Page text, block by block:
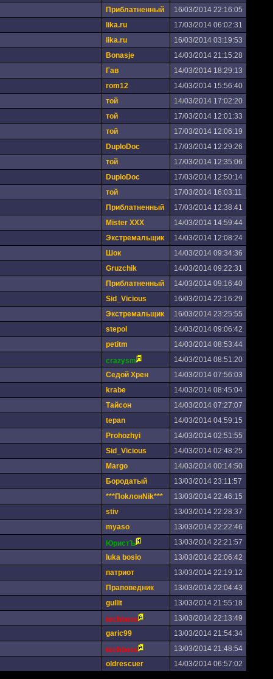
Приблатненный
16/03/2014 22:16:05
lika.ru
17/03/2014 06:02:31
lika.ru
16/03/2014 03:19:53
Bonasje
14/03/2014 21:15:28
Гав
14/03/2014 18:29:13
rom12
14/03/2014 15:56:40
тoй
14/03/2014 17:02:20
тoй
17/03/2014 12:01:33
тoй
17/03/2014 12:06:19
DuploDoc
17/03/2014 12:29:26
тoй
17/03/2014 12:35:06
DuploDoc
17/03/2014 12:50:14
тoй
17/03/2014 16:03:11
Приблатненный
17/03/2014 12:38:41
Mister XXX
14/03/2014 14:59:44
Экстремальщик
14/03/2014 12:08:24
Шoк
14/03/2014 09:34:36
Gruzchik
14/03/2014 09:22:31
Приблатненный
14/03/2014 09:16:40
Sid_Vicious
16/03/2014 22:16:29
Экстремальщик
16/03/2014 23:25:55
stepol
14/03/2014 09:06:42
petitm
14/03/2014 08:53:44
crazysm
14/03/2014 08:51:20
Седой Хрен
14/03/2014 07:56:03
krabe
14/03/2014 08:45:04
Тайсон
14/03/2014 07:27:07
tepan
14/03/2014 04:59:15
Prohozhyi
14/03/2014 02:51:55
Sid_Vicious
14/03/2014 02:48:25
Margo
14/03/2014 00:14:50
Бородатый
13/03/2014 23:11:57
***ПоkлонNik***
13/03/2014 22:46:15
stiv
13/03/2014 22:28:37
myaso
13/03/2014 22:22:46
ЮристЪ
13/03/2014 22:21:57
luka bosio
13/03/2014 22:06:42
патриот
13/03/2014 22:19:12
Праповедник
13/03/2014 22:04:43
gullit
13/03/2014 21:55:18
techboss
13/03/2014 22:13:49
garic99
13/03/2014 21:54:34
techboss
13/03/2014 21:48:54
oldrescuer 14/03/2014 06:57:02